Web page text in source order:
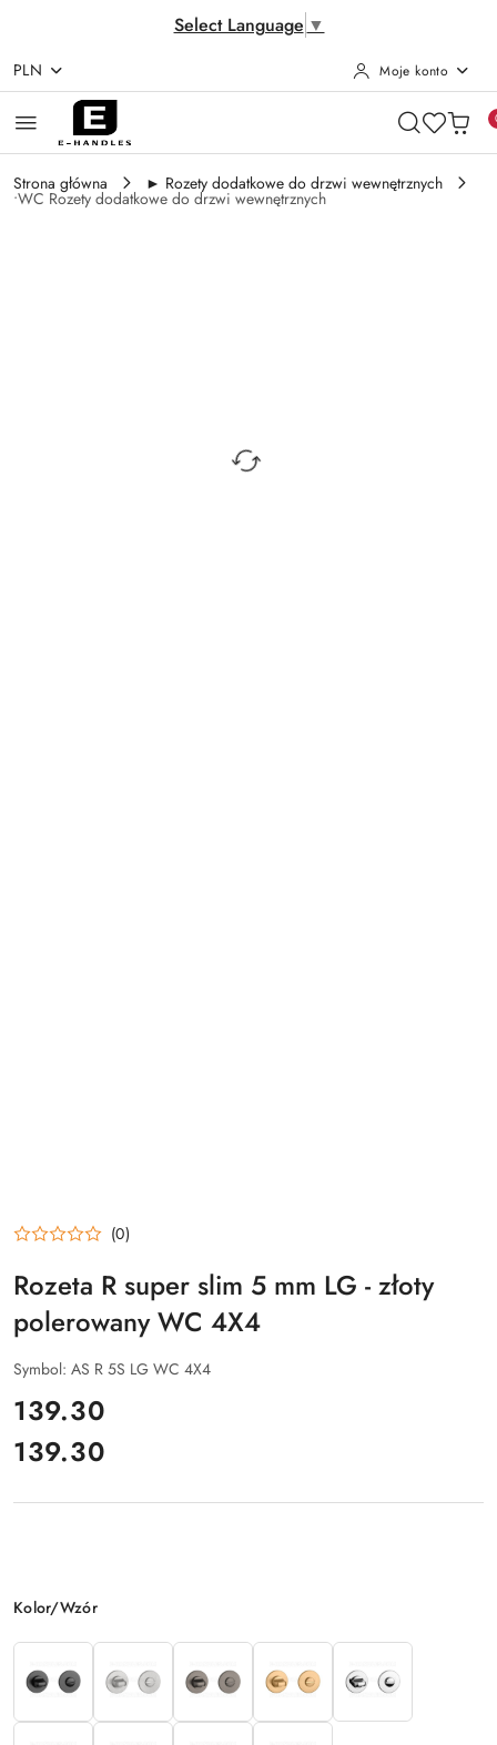
Select Language ▼
Przejdź do treści głównej
Przejdź do wyszukiwarki
Przejdź do moje konto
Przejdź do menu głównego
Przejdź do opisu produktu
Przejdź do stopki
PLN Moje konto
Strona główna ► Rozety dodatkowe do drzwi wewnętrznych
•WC Rozety dodatkowe do drzwi wewnętrznych
(0)
Rozeta R super slim 5 mm LG - złoty
polerowany WC 4X4
Symbol: AS R 5S LG WC 4X4
cena:
139.30
Cena:
139.30
Wariant
Kolor/Wzór